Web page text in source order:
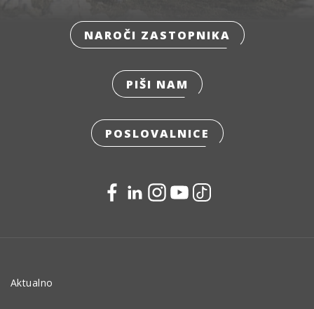
NAROČI ZASTOPNIKA
PIŠI NAM
POSLOVALNICE
Aktualno